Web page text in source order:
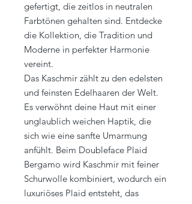
gefertigt, die zeitlos in neutralen
Farbtönen gehalten sind. Entdecke
die Kollektion, die Tradition und
Moderne in perfekter Harmonie
vereint.
Das Kaschmir zählt zu den edelsten
und feinsten Edelhaaren der Welt.
Es verwöhnt deine Haut mit einer
unglaublich weichen Haptik, die
sich wie eine sanfte Umarmung
anfühlt. Beim Doubleface Plaid
Bergamo wird Kaschmir mit feiner
Schurwolle kombiniert, wodurch ein
luxuriöses Plaid entsteht, das